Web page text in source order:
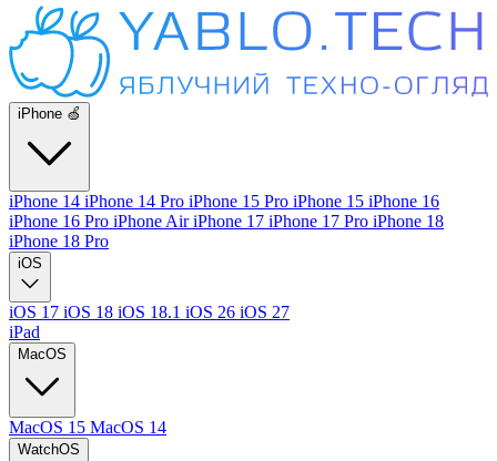
iPhone 🍏
iPhone 14 iPhone 14 Pro iPhone 15 Pro iPhone 15 iPhone 16
iPhone 16 Pro iPhone AiriPhone 17 iPhone 17 Pro iPhone 18
iPhone 18 Pro
iOS
iOS 17 iOS 18 iOS 18.1 iOS 26 iOS 27
iPad
MacOS
MacOS 15 MacOS 14
WatchOS